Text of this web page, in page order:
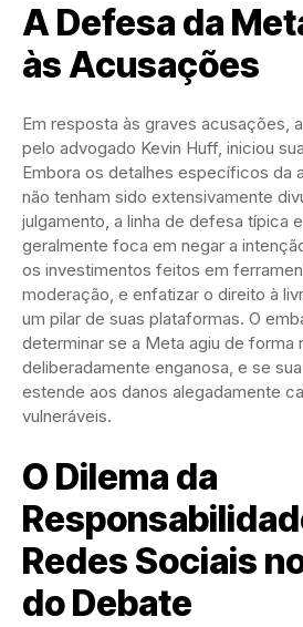
A Defesa da
às Acusações
Em resposta às graves acusações,
pelo advogado Kevin Huff, iniciou
Embora os detalhes específicos da
não tenham sido extensivamente
julgamento, a linha de defesa típica
geralmente foca em negar a
os investimentos feitos em
moderação, e enfatizar o direito à
um pilar de suas plataformas. O
determinar se a Meta agiu de forma
deliberadamente enganosa, e se
estende aos danos alegadamente
vulneráveis.
O Dilema da
Redes Sociais
do Debate